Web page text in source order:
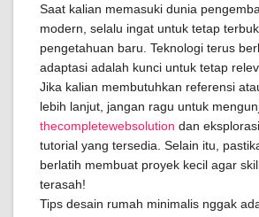
Saat kalian memasuki dunia
modern, selalu ingat untuk tetap
pengetahuan baru. Teknologi terus
adaptasi adalah kunci untuk tetap
Jika kalian membutuhkan referensi
lebih lanjut, jangan ragu untuk
thecompletewebsolution dan
tutorial yang tersedia. Selain itu,
berlatih membuat proyek kecil agar
terasah!
Tips desain rumah minimalis nggak